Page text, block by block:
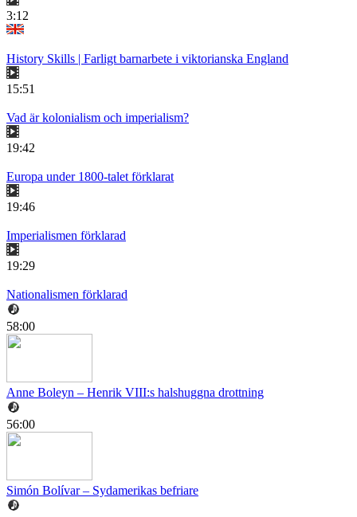
3:12
History Skills | Farligt barnarbete i viktorianska England
15:51
Vad är kolonialism och imperialism?
19:42
Europa under 1800-talet förklarat
19:46
Imperialismen förklarad
19:29
Nationalismen förklarad
58:00
Anne Boleyn – Henrik VIII:s halshuggna drottning
56:00
Simón Bolívar – Sydamerikas befriare